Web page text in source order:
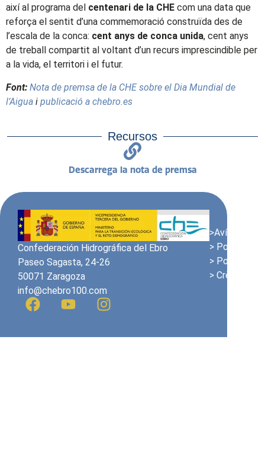
així al programa del centenari de la CHE com una data que
reforça el sentit d’una commemoració construïda des de
l’escala de la conca: cent anys de conca unida, cent anys
de treball compartit al voltant d’un recurs imprescindible per
a la vida, el territori i el futur.
Font: Nota de premsa de la CHE sobre el Dia Mundial de
l’Aigua i publicació a chebro.es
Recursos
Descarrega la nota de premsa
Confederación Hidrográfica del Ebro
Paseo Sagasta, 24-26
50071 Zaragoza
info@chebro100.com
>Avís Legal
> Política de
> Política de
> Crèdits